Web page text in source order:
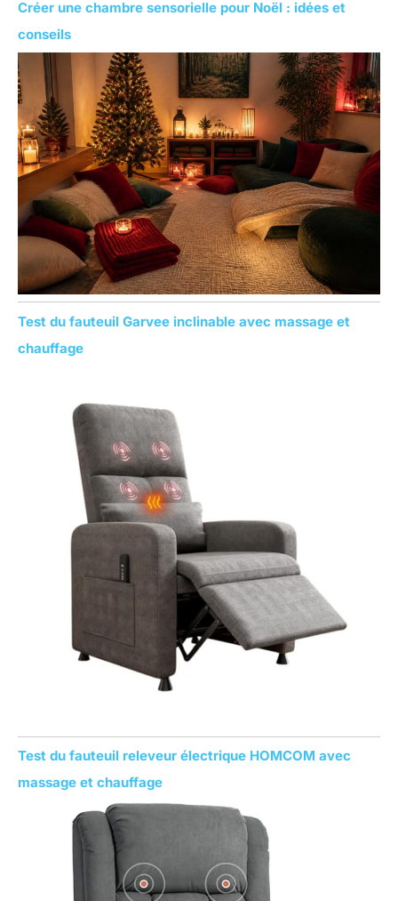
h
e
r
:
Créer une chambre sensorielle pour Noël : idées et
conseils
Test du fauteuil Garvee inclinable avec massage et
chauffage
Test du fauteuil releveur électrique HOMCOM avec
massage et chauffage